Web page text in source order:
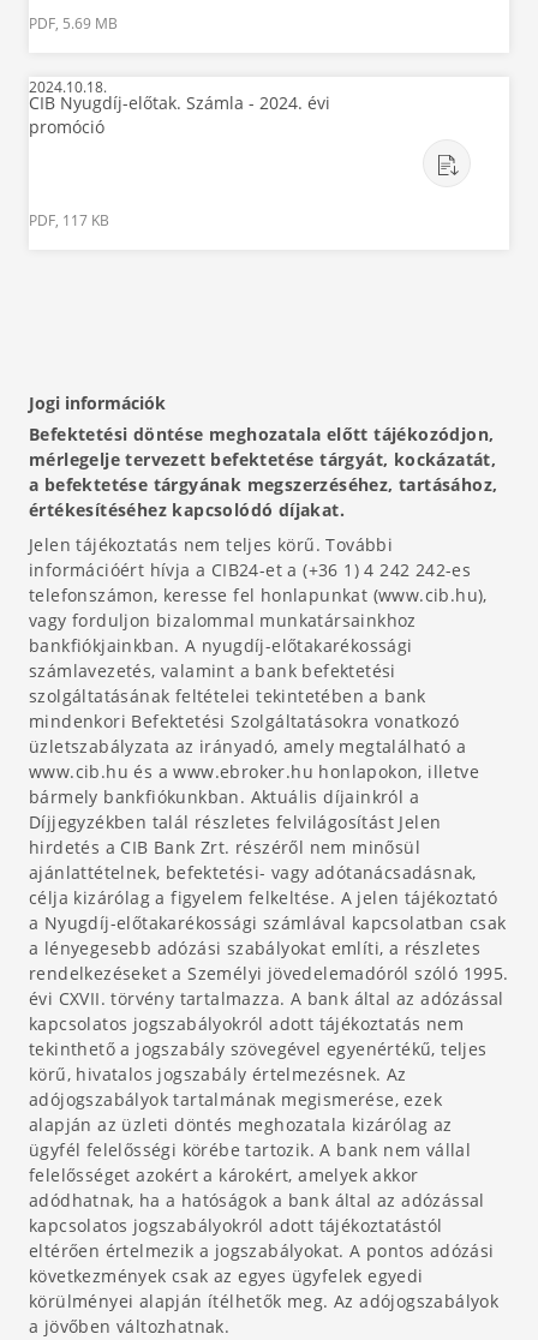
PDF, 5.69 MB
2024.10.18.
CIB Nyugdíj-előtak. Számla - 2024. évi
promóció
PDF, 117 KB
Jogi információk
Befektetési döntése meghozatala előtt tájékozódjon,
mérlegelje tervezett befektetése tárgyát, kockázatát,
a befektetése tárgyának megszerzéséhez, tartásához,
értékesítéséhez kapcsolódó díjakat.
Jelen tájékoztatás nem teljes körű. További
információért hívja a CIB24-et a (+36 1) 4 242 242-es
telefonszámon, keresse fel honlapunkat (www.cib.hu),
vagy forduljon bizalommal munkatársainkhoz
bankfiókjainkban. A nyugdíj-előtakarékossági
számlavezetés, valamint a bank befektetési
szolgáltatásának feltételei tekintetében a bank
mindenkori Befektetési Szolgáltatásokra vonatkozó
üzletszabályzata az irányadó, amely megtalálható a
www.cib.hu és a www.ebroker.hu honlapokon, illetve
bármely bankfiókunkban. Aktuális díjainkról a
Díjjegyzékben talál részletes felvilágosítást Jelen
hirdetés a CIB Bank Zrt. részéről nem minősül
ajánlattételnek, befektetési- vagy adótanácsadásnak,
célja kizárólag a figyelem felkeltése. A jelen tájékoztató
a Nyugdíj-előtakarékossági számlával kapcsolatban csak
a lényegesebb adózási szabályokat említi, a részletes
rendelkezéseket a Személyi jövedelemadóról szóló 1995.
évi CXVII. törvény tartalmazza. A bank által az adózással
kapcsolatos jogszabályokról adott tájékoztatás nem
tekinthető a jogszabály szövegével egyenértékű, teljes
körű, hivatalos jogszabály értelmezésnek. Az
adójogszabályok tartalmának megismerése, ezek
alapján az üzleti döntés meghozatala kizárólag az
ügyfél felelősségi körébe tartozik. A bank nem vállal
felelősséget azokért a károkért, amelyek akkor
adódhatnak, ha a hatóságok a bank által az adózással
kapcsolatos jogszabályokról adott tájékoztatástól
eltérően értelmezik a jogszabályokat. A pontos adózási
következmények csak az egyes ügyfelek egyedi
körülményei alapján ítélhetők meg. Az adójogszabályok
a jövőben változhatnak.